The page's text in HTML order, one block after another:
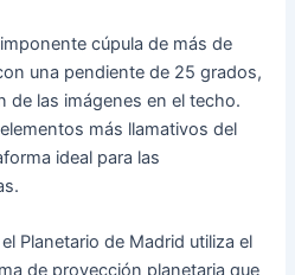
cúpula de más de
una pendiente de 25 grados,
de las imágenes en el techo.
más llamativos del
ideal para las
Planetario de Madrid utiliza el